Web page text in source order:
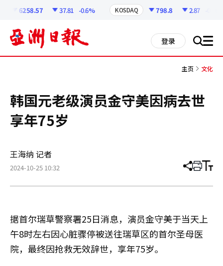
6258.57 37.81 -0.6% KOSDAQ 798.8 2.87
登录 搜 all
主页 文化
韩国元老级演员金守美因病去世
享年75岁
王海纳 记者
2024-10-25 10:32 分
章
打 调
小
据首尔瑞草警察署25日消息，演员金守美于当天上
午8时左右因心脏骤停被送往瑞草区的首尔圣母医
院，最终因抢救无效辞世，享年75岁。